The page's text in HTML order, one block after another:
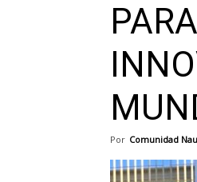
Por Comunidad